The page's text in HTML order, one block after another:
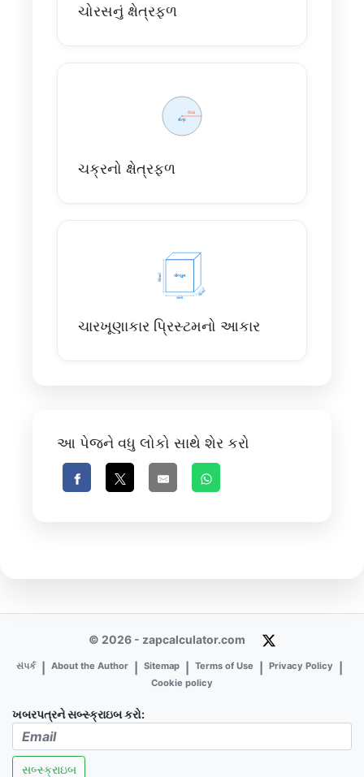
ચોરસનું ક્ષેત્રફળ
ચક્રનો ક્ષેત્રફળ
ચારખૂણાકાર પ્રિસ્ટમનો આકાર
આ પેજને વધુ લોકો સાથે શેર કરો
© 2026 - zapcalculator.com
સંપર્ક About the Author Sitemap Terms of Use Privacy Policy
Cookie policy
ખબરપત્રને સબ્સ્ક્રાઇબ કરો:
સબ્સ્ક્રાઇબ